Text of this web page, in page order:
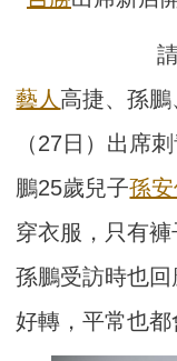
藝人 高捷、孫
（27日）出席
鵬25歲兒子孫
穿衣服，只有褲
孫鵬受訪時也
好轉，平常也都